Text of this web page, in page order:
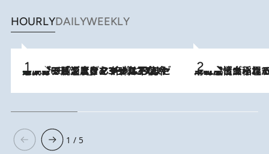
HOURLYDAILYWEEKLY
2026.8.7
メントールやエタノールは不使用。ピジョンより、マイルドな冷感成分で肌温度をマイナス3℃まで下げる「ごきげんクール ひんやりアクアミスト」を3名様にプレゼント 2026.8.5
下町風情あふれる台北屈指の人気エリア・大稲埕でセンスのいい台湾土産《ヴ
1 / 5